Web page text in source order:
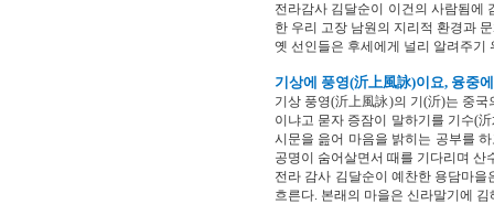
전라감사 김달순이 이건의 사람됨에
한 우리 고장 남원의 지리적 환경과
옛 선인들은 후세에게 널리 알려주기
기상에 풍영(沂上風詠)이요, 융중
기상 풍영(沂上風詠)의 기(沂)는 중
이냐고 묻자 증잠이 말하기를 기수(
시문을 읊어 마음을 밝히는 공부를
공명이 숨어살면서 때를 기다리며 산
전라 감사 김달순이 예찬한 용담마
흐른다. 본래의 마을은 신라말기에